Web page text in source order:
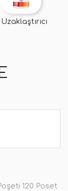
Uzaklaştırıcı
120 Poset